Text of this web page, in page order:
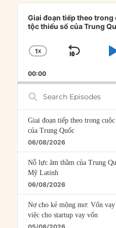
Audio
Player
Giai đoạn tiếp theo trong
tộc thiểu số của Trung
CHANGE
RATE
1X
SKIP
00:00
Search
Episodes
Giai đoạn tiếp theo trong
của Trung Quốc
06/08/2026
Nỗ lực âm thầm của Trung
Mỹ Latinh
06/08/2026
Nợ cho kẻ mộng mơ: Vốn
việc cho startup vay vốn